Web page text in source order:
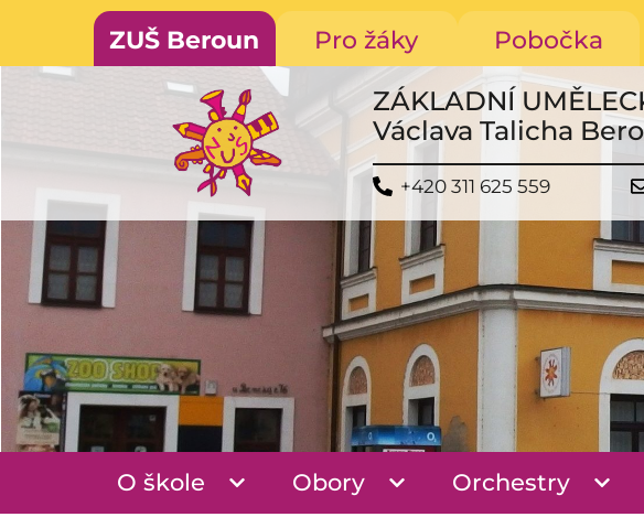
ZUŠ Beroun Pro žáky Pobočka
ZÁKLADNÍ
Václava Talicha
+420 311 625 559
O škole Obory Orchestry